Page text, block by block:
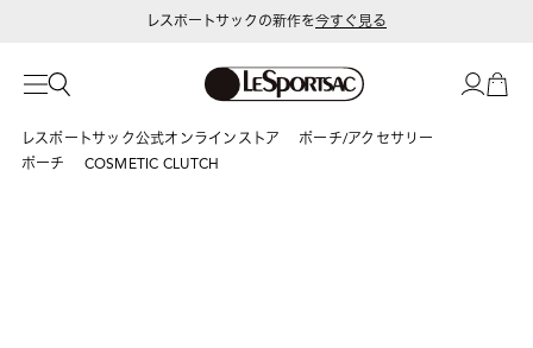
レスポートサックの新作を今すぐ見る
レスポートサック公式オンラインストア
ポーチ/アクセサリー
ポーチ
COSMETIC CLUTCH